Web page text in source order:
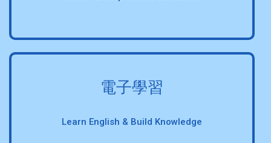
電子學習
Learn English & Build Knowledge